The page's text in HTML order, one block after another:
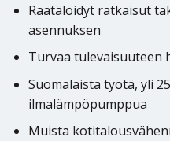
Räätälöidyt ratkaisut
asennuksen
Turvaa tulevaisuuteen
Suomalaista työtä, yli
ilmalämpöpumppua
Muista